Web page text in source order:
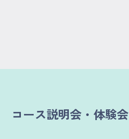
コース説明会・体験会